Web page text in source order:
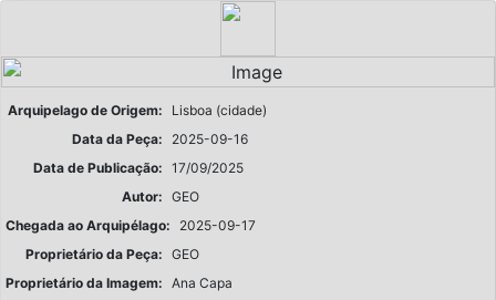
Arquipelago de Origem:
Lisboa (cidade)
Data da Peça:
2025-09-16
Data de Publicação: 17/09/2025
Autor: GEO
Chegada ao Arquipélago:
2025-09-17
Proprietário da Peça: GEO
Proprietário da Imagem: Ana Capa